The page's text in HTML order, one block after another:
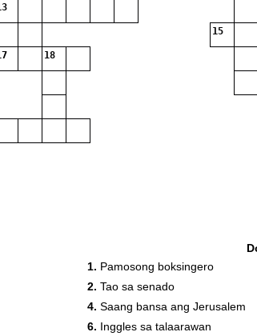
15
18
1. Pamosong boksingero
2. Tao sa senado
4. Saang bansa ang Jerusalem
6. Inggles sa talaarawan